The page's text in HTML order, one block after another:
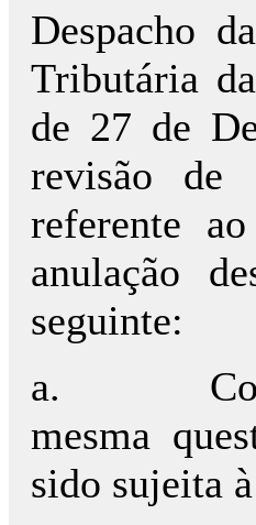
Despacho
Tributária
de 27 de
revisão de
referente
anulação
seguinte:
a.
mesma
sido sujeita